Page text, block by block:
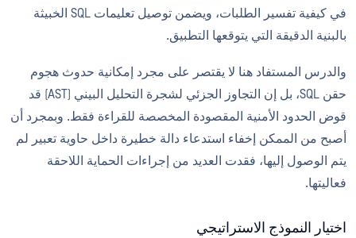
في كيفية تفسير الطلبات، ويضمن توصيل تعليمات SQL الخبيثة
بالبنية الدقيقة التي يتوقعها التطبيق.
والدرس المستفاد هنا لا يقتصر على مجرد إمكانية حدوث هجوم
حقن SQL، بل إن التجاوز الجزئي لشجرة التحليل البيني (AST) قد
قوض الحدود الأمنية المقصودة المخصصة للقراءة فقط. وبمجرد أن
أصبح من الممكن إخفاء استدعاء دالة خطيرة داخل حاوية تعبير لم
يتم الوصول إليها، فقدت العديد من إجراءات الحماية اللاحقة
فعاليتها.
اختيار النموذج الاستراتيجي